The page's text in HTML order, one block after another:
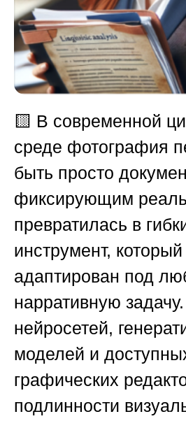
🟨 В современной
среде фотография
быть просто
фиксирующим
превратилась в
инструмент,
адаптирован под
нарративную
нейросетей,
моделей и
графических
подлинности